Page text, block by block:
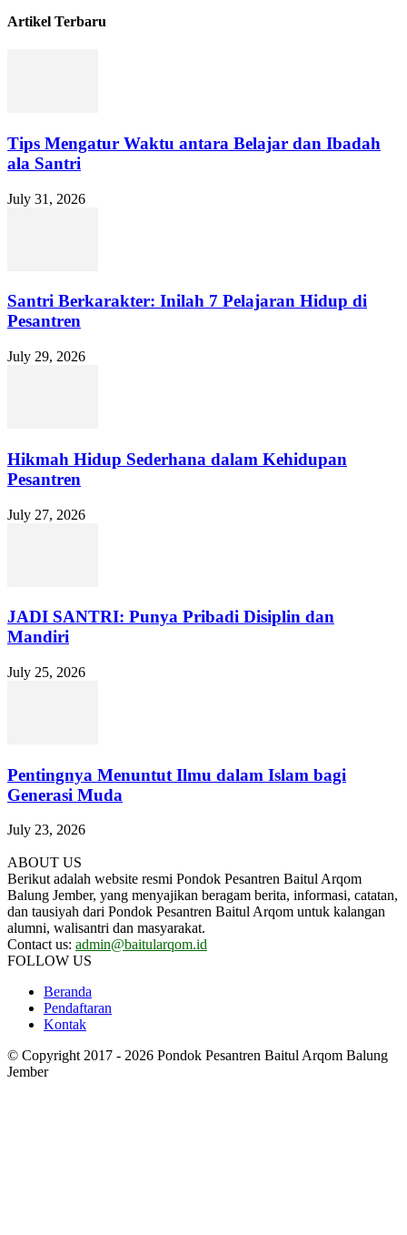
Artikel Terbaru
Tips Mengatur Waktu antara Belajar dan Ibadah
ala Santri
July 31, 2026
Santri Berkarakter: Inilah 7 Pelajaran Hidup di
Pesantren
July 29, 2026
Hikmah Hidup Sederhana dalam Kehidupan
Pesantren
July 27, 2026
JADI SANTRI: Punya Pribadi Disiplin dan
Mandiri
July 25, 2026
Pentingnya Menuntut Ilmu dalam Islam bagi
Generasi Muda
July 23, 2026
ABOUT US
Berikut adalah website resmi Pondok Pesantren Baitul Arqom
Balung Jember, yang menyajikan beragam berita, informasi, catatan,
dan tausiyah dari Pondok Pesantren Baitul Arqom untuk kalangan
alumni, walisantri dan masyarakat.
Contact us: admin@baitularqom.id
FOLLOW US
Beranda
Pendaftaran
Kontak
© Copyright 2017 - 2026 Pondok Pesantren Baitul Arqom Balung
Jember